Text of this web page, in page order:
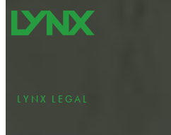
Preskočiť na hlavný obsah
LYNX LEGAL